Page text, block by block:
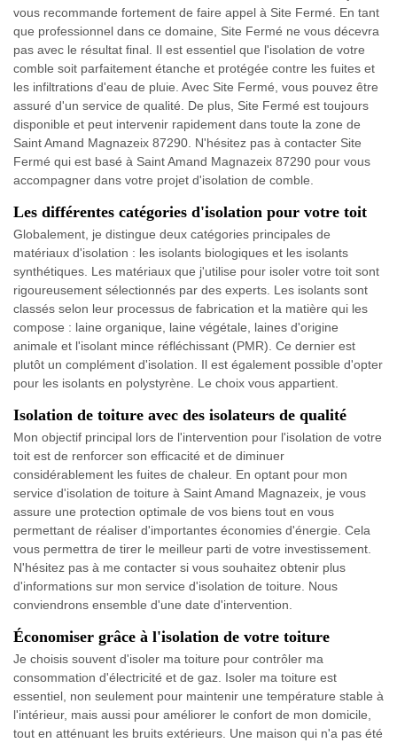
vous recommande fortement de faire appel à Site Fermé. En tant
que professionnel dans ce domaine, Site Fermé ne vous décevra
pas avec le résultat final. Il est essentiel que l'isolation de votre
comble soit parfaitement étanche et protégée contre les fuites et
les infiltrations d'eau de pluie. Avec Site Fermé, vous pouvez être
assuré d'un service de qualité. De plus, Site Fermé est toujours
disponible et peut intervenir rapidement dans toute la zone de
Saint Amand Magnazeix 87290. N'hésitez pas à contacter Site
Fermé qui est basé à Saint Amand Magnazeix 87290 pour vous
accompagner dans votre projet d'isolation de comble.
Les différentes catégories d'isolation pour votre toit
Globalement, je distingue deux catégories principales de
matériaux d'isolation : les isolants biologiques et les isolants
synthétiques. Les matériaux que j'utilise pour isoler votre toit sont
rigoureusement sélectionnés par des experts. Les isolants sont
classés selon leur processus de fabrication et la matière qui les
compose : laine organique, laine végétale, laines d'origine
animale et l'isolant mince réfléchissant (PMR). Ce dernier est
plutôt un complément d'isolation. Il est également possible d'opter
pour les isolants en polystyrène. Le choix vous appartient.
Isolation de toiture avec des isolateurs de qualité
Mon objectif principal lors de l'intervention pour l'isolation de votre
toit est de renforcer son efficacité et de diminuer
considérablement les fuites de chaleur. En optant pour mon
service d'isolation de toiture à Saint Amand Magnazeix, je vous
assure une protection optimale de vos biens tout en vous
permettant de réaliser d'importantes économies d'énergie. Cela
vous permettra de tirer le meilleur parti de votre investissement.
N'hésitez pas à me contacter si vous souhaitez obtenir plus
d'informations sur mon service d'isolation de toiture. Nous
conviendrons ensemble d'une date d'intervention.
Économiser grâce à l'isolation de votre toiture
Je choisis souvent d'isoler ma toiture pour contrôler ma
consommation d'électricité et de gaz. Isoler ma toiture est
essentiel, non seulement pour maintenir une température stable à
l'intérieur, mais aussi pour améliorer le confort de mon domicile,
tout en atténuant les bruits extérieurs. Une maison qui n'a pas été